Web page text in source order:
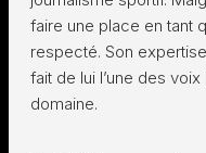
faire une place en tant
respecté. Son
fait de lui l’une des
domaine.